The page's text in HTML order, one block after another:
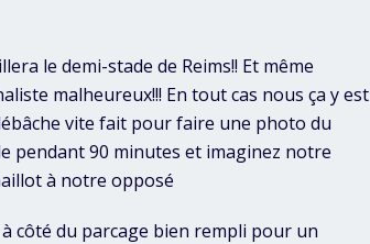
le demi-stade de Reims!! Et même
malheureux!!! En tout cas nous ça y est
vite fait pour faire une photo du
pendant 90 minutes et imaginez notre
à notre opposé
côté du parcage bien rempli pour un